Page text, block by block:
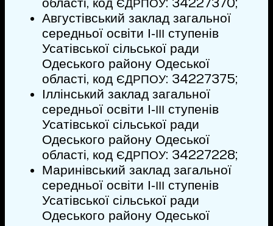
області, код ЄДРПОУ: 34227370;
Августівський заклад загальної
середньої освіти І‑ІІІ ступенів
Усатівської сільської ради
Одеського району Одеської
області, код ЄДРПОУ: 34227375;
Іллінський заклад загальної
середньої освіти І‑ІІІ ступенів
Усатівської сільської ради
Одеського району Одеської
області, код ЄДРПОУ: 34227228;
Маринівський заклад загальної
середньої освіти І‑ІІІ ступенів
Усатівської сільської ради
Одеського району Одеської